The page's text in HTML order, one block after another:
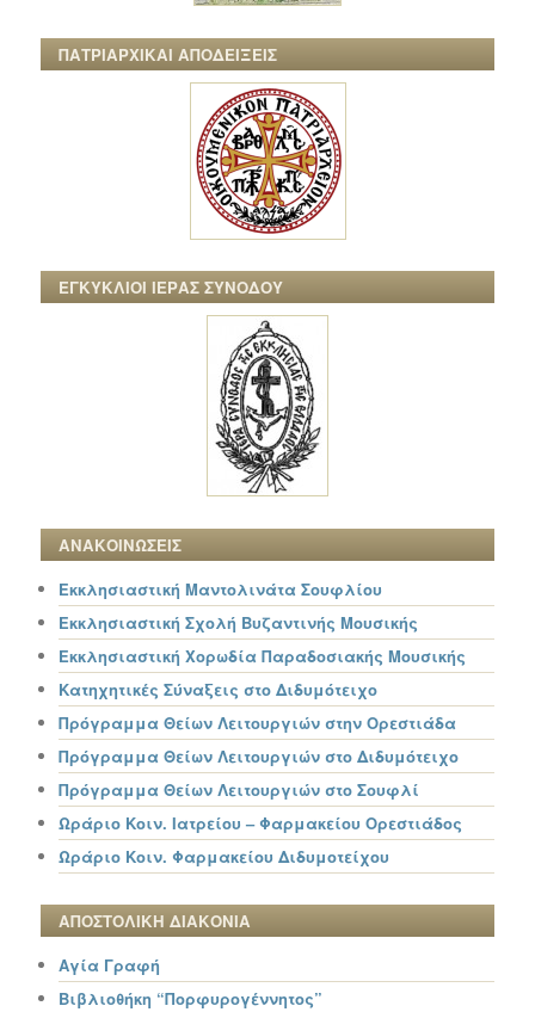
ΠΑΤΡΙΑΡΧΙΚΑΙ ΑΠΟΔΕΙΞΕΙΣ
ΕΓΚΥΚΛΙΟΙ ΙΕΡΑΣ ΣΥΝΟΔΟΥ
ΑΝΑΚΟΙΝΩΣΕΙΣ
Εκκλησιαστική Μαντολινάτα Σουφλίου
Εκκλησιαστική Σχολή Βυζαντινής Μουσικής
Εκκλησιαστική Χορωδία Παραδοσιακής Μουσικής
Κατηχητικές Σύναξεις στο Διδυμότειχο
Πρόγραμμα Θείων Λειτουργιών στην Ορεστιάδα
Πρόγραμμα Θείων Λειτουργιών στο Διδυμότειχο
Πρόγραμμα Θείων Λειτουργιών στο Σουφλί
Ωράριο Κοιν. Ιατρείου – Φαρμακείου Ορεστιάδος
Ωράριο Κοιν. Φαρμακείου Διδυμοτείχου
ΑΠΟΣΤΟΛΙΚΗ ΔΙΑΚΟΝΙΑ
Αγία Γραφή
Βιβλιοθήκη “Πορφυρογέννητος”